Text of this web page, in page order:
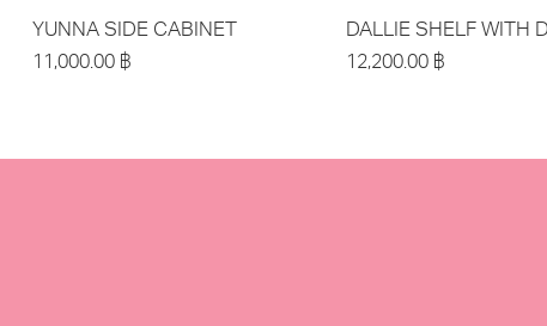
YUNNA SIDE CABINET
11,000.00 ฿
DALLIE SHELF WITH
12,200.00 ฿